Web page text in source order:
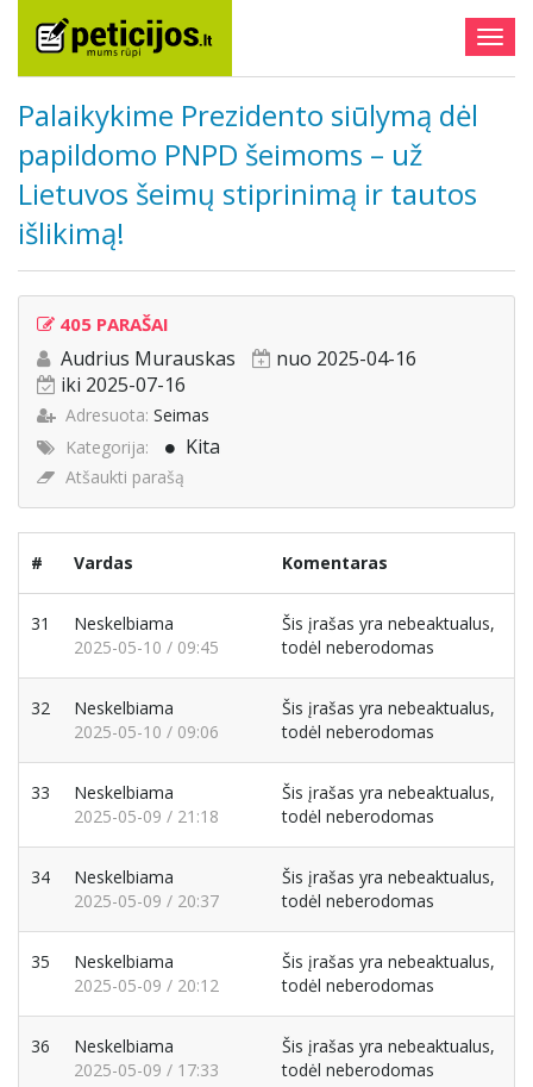
Palaikykime Prezidento siūlymą dėl
papildomo PNPD šeimoms – už
Lietuvos šeimų stiprinimą ir tautos
išlikimą!
405 PARAŠAI
Audrius Murauskas
nuo 2025-04-16
iki 2025-07-16
Adresuota: Seimas
Kategorija:
Kita
Atšaukti parašą
# Vardas Komentaras
31
Neskelbiama
2025-05-10 / 09:45
Šis įrašas yra nebeaktualus,
todėl neberodomas
32
Neskelbiama
2025-05-10 / 09:06
Šis įrašas yra nebeaktualus,
todėl neberodomas
33
Neskelbiama
2025-05-09 / 21:18
Šis įrašas yra nebeaktualus,
todėl neberodomas
34
Neskelbiama
2025-05-09 / 20:37
Šis įrašas yra nebeaktualus,
todėl neberodomas
35
Neskelbiama
2025-05-09 / 20:12
Šis įrašas yra nebeaktualus,
todėl neberodomas
36
Neskelbiama
2025-05-09 / 17:33
Šis įrašas yra nebeaktualus,
todėl neberodomas